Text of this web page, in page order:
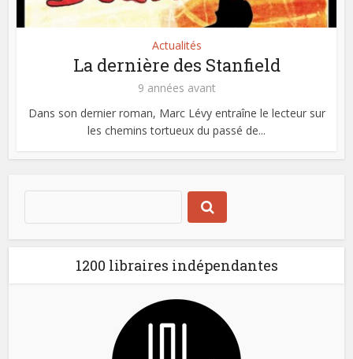
Actualités
La dernière des Stanfield
9 années avant
Dans son dernier roman, Marc Lévy entraîne le lecteur sur
les chemins tortueux du passé de...
1200 libraires indépendantes